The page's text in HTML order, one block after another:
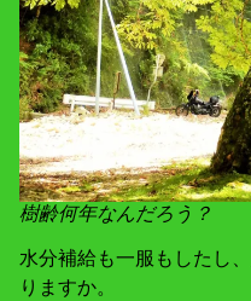
樹齢何年なんだろう？
水分補給も一服もしたし、
りますか。